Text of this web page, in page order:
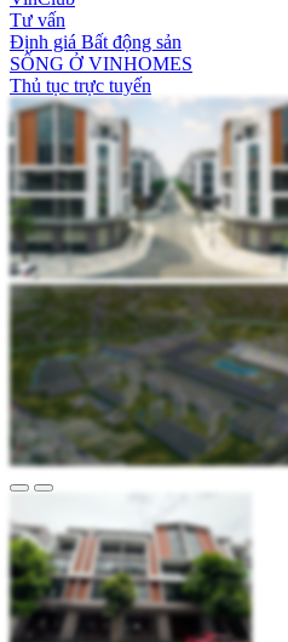
Tư vấn
Định giá Bất động sản
SỐNG Ở VINHOMES
Thủ tục trực tuyến